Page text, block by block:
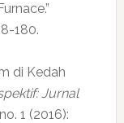
180.
di Kedah
Jurnal
1 (2016):